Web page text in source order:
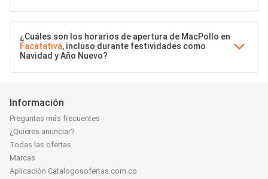
¿Cuáles son los horarios de apertura de MacPollo en
Facatativá, incluso durante festividades como
Navidad y Año Nuevo?
Información
Preguntas más frecuentes
¿Quieres anunciar?
Todas las ofertas
Marcas
Aplicación Catalogosofertas.com.co